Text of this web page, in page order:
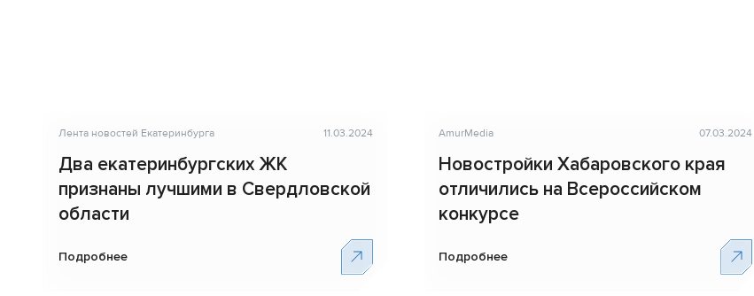
Лента новостей Екатеринбурга 11.03.2024
Два екатеринбургских ЖК
признаны лучшими в Свердловской
области
Подробнее
AmurМedia 07.03.2024
Новостройки Хабаровского края
отличились на Всероссийском
конкурсе
Подробнее